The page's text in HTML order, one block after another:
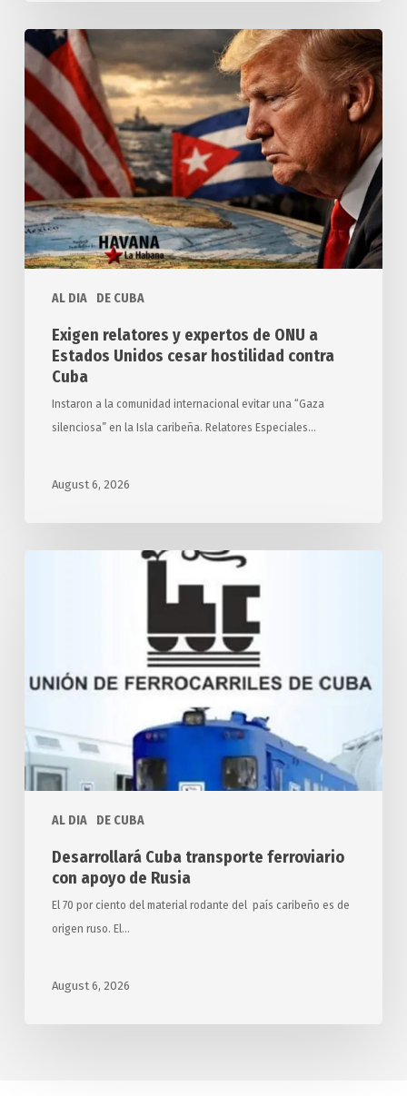
AL DIA DE CUBA
Exigen
relatores
expertos
de
ONU
a
Estados
Unidos
cesar
contra
Exigen relatores y expertos de ONU a
Estados Unidos cesar hostilidad contra
Cuba
Instaron a la comunidad internacional evitar una “Gaza
silenciosa” en la Isla caribeña. Relatores Especiales…
August 6, 2026
AL DIA DE CUBA
apoyo
Rusia
Desarrollará Cuba transporte ferroviario
con apoyo de Rusia
El 70 por ciento del material rodante del país caribeño es de
origen ruso. El…
August 6, 2026